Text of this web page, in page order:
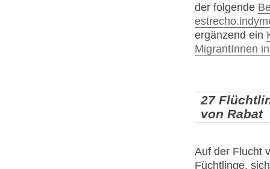
der folgende
ergänzend ein
MigrantInnen
27
von Rabat
Auf der Flucht
Füchtlinge,